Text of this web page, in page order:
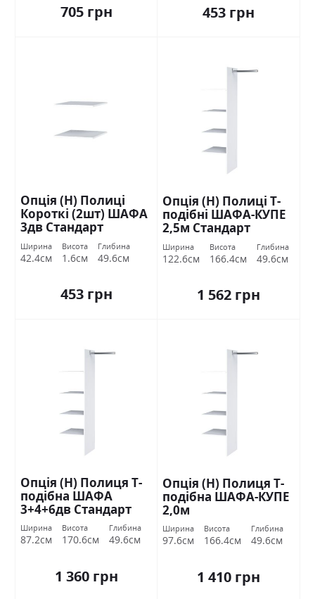
705 грн 453 грн
Опція (Н) Полиці
Короткі (2шт) ШАФА
3дв Стандарт
Ширина
42.4см
Висота
1.6см
Глибина
49.6см
453 грн
Опція (Н) Полиці Т-
подібні ШАФА-КУПЕ
2,5м Стандарт
Ширина
122.6см
Висота
166.4см
Глибина
49.6см
1 562 грн
Опція (Н) Полиця Т-
подібна ШАФА
3+4+6дв Стандарт
Ширина
87.2см
Висота
170.6см
Глибина
49.6см
1 360 грн
Опція (Н) Полиця Т-
подібна ШАФА-КУПЕ
2,0м
Ширина
97.6см
Висота
166.4см
Глибина
49.6см
1 410 грн